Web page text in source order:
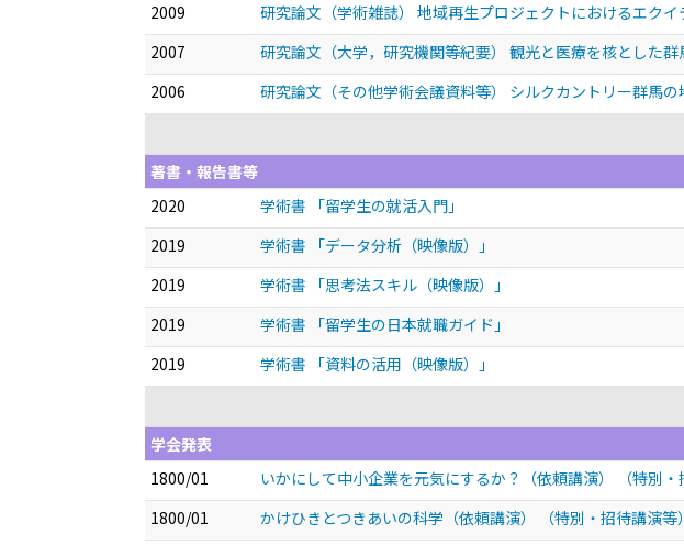
2009
研究論文（学術雑誌） 地域再生プロジェクトにおけるエ
2007
研究論文（大学，研究機関等紀要） 観光と医療を核とした
2006
研究論文（その他学術会議資料等） シルクカントリー群馬
著書・報告書等
2020
学術書 「留学生の就活入門」
2019
学術書 「データ分析（映像版）」
2019
学術書 「思考法スキル（映像版）」
2019
学術書 「留学生の日本就職ガイド」
2019
学術書 「資料の活用（映像版）」
学会発表
1800/01
いかにして中小企業を元気にするか？（依頼講演）
（特別
1800/01
かけひきとつきあいの科学（依頼講演）
（特別・招待講演等）